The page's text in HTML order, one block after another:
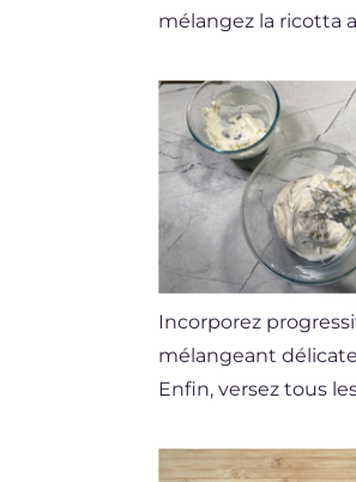
mélangez la ricotta
Incorporez
mélangeant
Enfin, versez tous